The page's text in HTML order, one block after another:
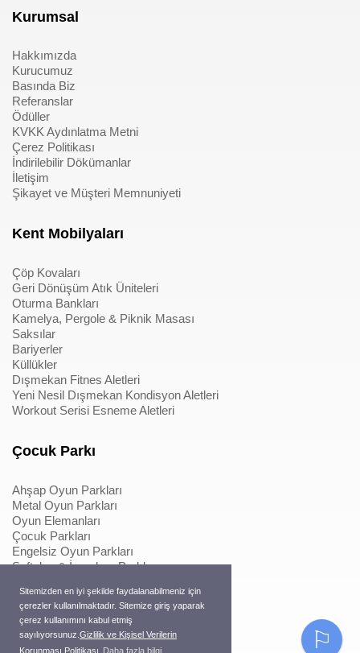
Sitemizden en iyi şekilde faydalanabilmeniz için
çerezler kullanılmaktadır. Sitemize giriş yaparak
çerez kullanımını kabul etmiş
sayılıyorsunuz. Gizlilik ve Kişisel Verilerin
Korunması Politikası Daha fazla bilgi
Kurumsal
Hakkımızda
Kurucumuz
Basında Biz
Referanslar
Ödüller
KVKK Aydınlatma Metni
Çerez Politikası
İndirilebilir Dökümanlar
İletişim
Şikayet ve Müşteri Memnuniyeti
Kent Mobilyaları
Çöp Kovaları
Geri Dönüşüm Atık Üniteleri
Oturma Bankları
Kamelya, Pergole & Piknik Masası
Saksılar
Bariyerler
Küllükler
Dışmekan Fitnes Aletleri
Yeni Nesil Dışmekan Kondisyon Aletleri
Workout Serisi Esneme Aletleri
Çocuk Parkı
Ahşap Oyun Parkları
Metal Oyun Parkları
Oyun Elemanları
Çocuk Parkları
Engelsiz Oyun Parkları
Softplay & İçmekan Parkları
Metal Konstrüksiyonlu İpli Tırmanmalar
Ahşap Konstrüksiyonlu İpli Tırmanmalar
Macera Serisi Ürünleri
Trambolinler
⚐